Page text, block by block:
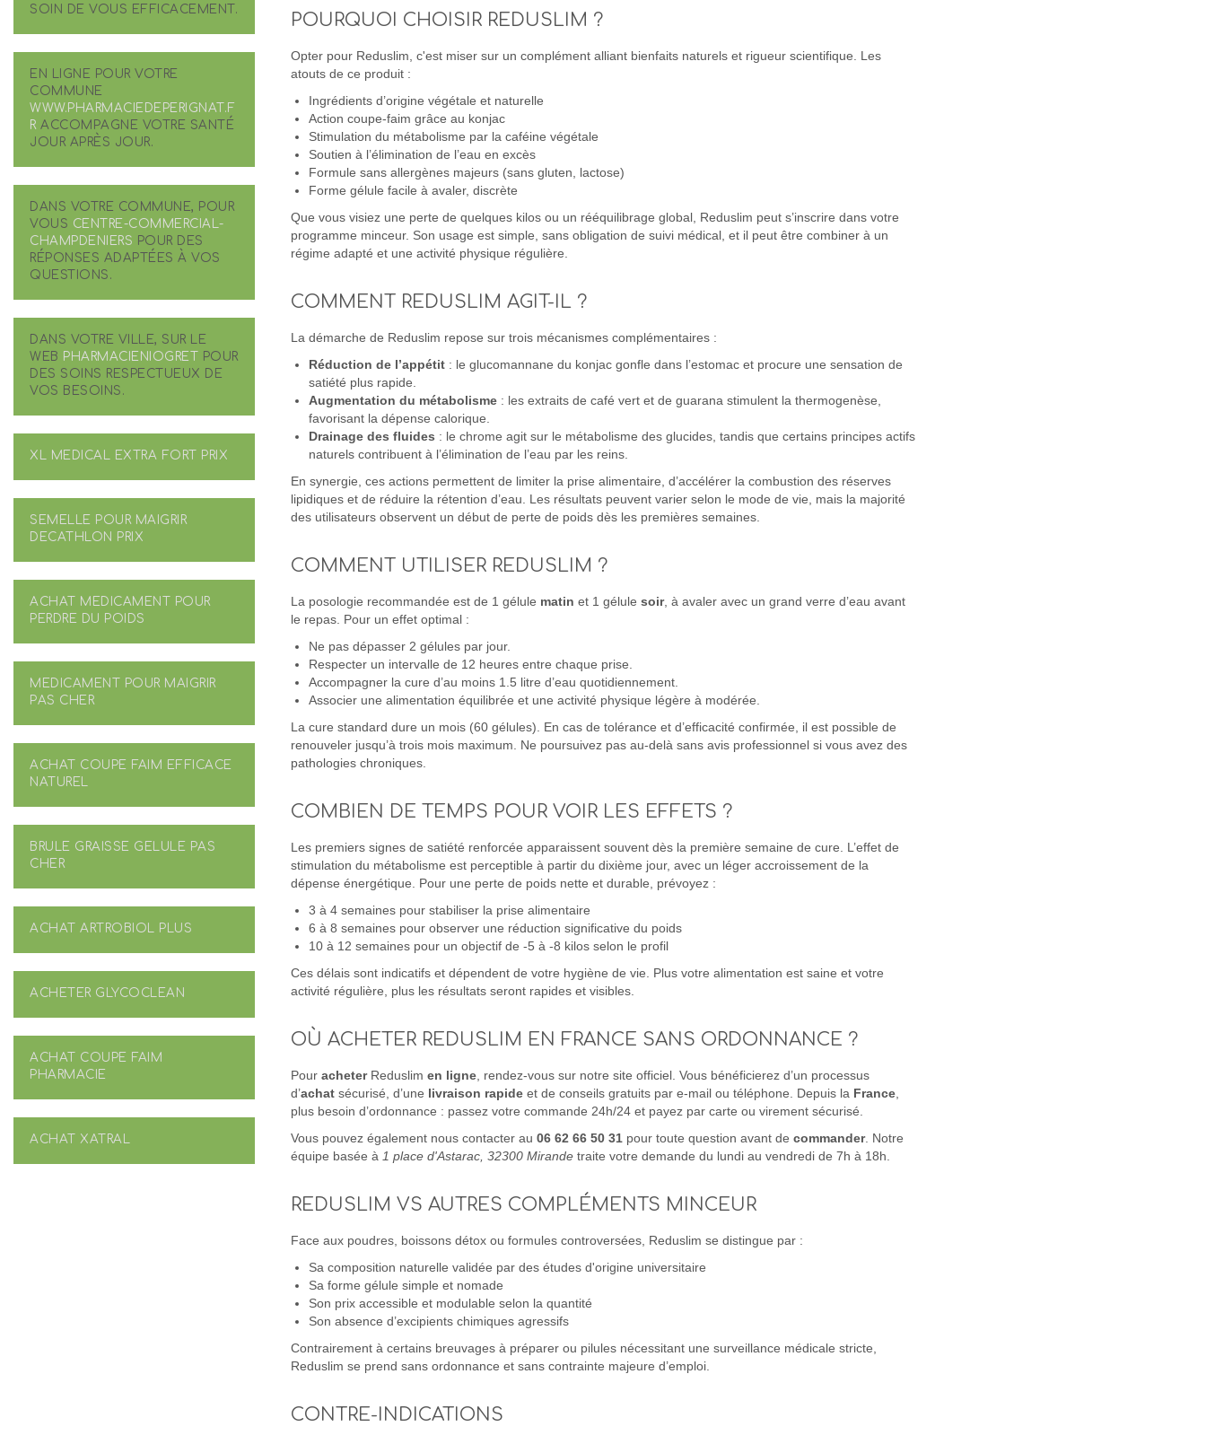
SOIN DE VOUS EFFICACEMENT.
EN LIGNE POUR VOTRE
COMMUNE
WWW.PHARMACIEDEPERIGNAT.F
RACCOMPAGNE VOTRE SANTÉ
JOUR APRÈS JOUR.
DANS VOTRE COMMUNE, POUR
VOUS CENTRE-COMMERCIAL-
CHAMPDENIERS POUR DES
RÉPONSES ADAPTÉES À VOS
QUESTIONS.
DANS VOTRE VILLE, SUR LE
WEB PHARMACIENIOGRET
POUR
DES SOINS RESPECTUEUX DE
VOS BESOINS.
XL MEDICAL EXTRA FORT PRIX
SEMELLE POUR MAIGRIR
DECATHLON PRIX
ACHAT MEDICAMENT POUR
PERDRE DU POIDS
MEDICAMENT POUR MAIGRIR
PAS CHER
ACHAT COUPE FAIM EFFICACE
NATUREL
BRULE GRAISSE GELULE PAS
CHER
ACHAT ARTROBIOL PLUS
ACHETER GLYCOCLEAN
ACHAT COUPE FAIM
PHARMACIE
ACHAT XATRAL
POURQUOI CHOISIR REDUSLIM ?
Opter pour Reduslim, c'est miser sur un complément alliant bienfaits naturels et rigueur scientifique. Les
atouts de ce produit :
Ingrédients d’origine végétale et naturelle
Action coupe-faim grâce au konjac
Stimulation du métabolisme par la caféine végétale
Soutien à l’élimination de l’eau en excès
Formule sans allergènes majeurs (sans gluten, lactose)
Forme gélule facile à avaler, discrète
Que vous visiez une perte de quelques kilos ou un rééquilibrage global, Reduslim peut s’inscrire dans votre
programme minceur. Son usage est simple, sans obligation de suivi médical, et il peut être combiner à un
régime adapté et une activité physique régulière.
COMMENT REDUSLIM AGIT-IL ?
La démarche de Reduslim repose sur trois mécanismes complémentaires :
Réduction de l’appétit: le glucomannane du konjac gonfle dans l’estomac et procure une sensation de
satiété plus rapide.
Augmentation du métabolisme: les extraits de café vert et de guarana stimulent la thermogenèse,
favorisant la dépense calorique.
Drainage des fluides : le chrome agit sur le métabolisme des glucides, tandis que certains principes actifs
naturels contribuent à l’élimination de l’eau par les reins.
En synergie, ces actions permettent de limiter la prise alimentaire, d’accélérer la combustion des réserves
lipidiques et de réduire la rétention d’eau. Les résultats peuvent varier selon le mode de vie, mais la majorité
des utilisateurs observent un début de perte de poids dès les premières semaines.
COMMENT UTILISER REDUSLIM ?
La posologie recommandée est de 1 gélule matin et 1 gélule soir, à avaler avec un grand verre d’eau avant
le repas. Pour un effet optimal :
Ne pas dépasser 2 gélules par jour.
Respecter un intervalle de 12 heures entre chaque prise.
Accompagner la cure d’au moins 1.5 litre d’eau quotidiennement.
Associer une alimentation équilibrée et une activité physique légère à modérée.
La cure standard dure un mois (60 gélules). En cas de tolérance et d’efficacité confirmée, il est possible de
renouveler jusqu’à trois mois maximum. Ne poursuivez pas au-delà sans avis professionnel si vous avez des
pathologies chroniques.
COMBIEN DE TEMPS POUR VOIR LES EFFETS ?
Les premiers signes de satiété renforcée apparaissent souvent dès la première semaine de cure. L’effet de
stimulation du métabolisme est perceptible à partir du dixième jour, avec un léger accroissement de la
dépense énergétique. Pour une perte de poids nette et durable, prévoyez :
3 à 4 semaines pour stabiliser la prise alimentaire
6 à 8 semaines pour observer une réduction significative du poids
10 à 12 semaines pour un objectif de -5 à -8 kilos selon le profil
Ces délais sont indicatifs et dépendent de votre hygiène de vie. Plus votre alimentation est saine et votre
activité régulière, plus les résultats seront rapides et visibles.
OÙ ACHETER REDUSLIM EN FRANCE SANS ORDONNANCE ?
Pour acheterReduslim en ligne, rendez-vous sur notre site officiel. Vous bénéficierez d’un processus
d’achatsécurisé, d’une livraison rapideet de conseils gratuits par e-mail ou téléphone. Depuis la France,
plus besoin d’ordonnance : passez votre commande 24h/24 et payez par carte ou virement sécurisé.
Vous pouvez également nous contacter au 06 62 66 50 31pour toute question avant de commander. Notre
équipe basée à 1 place d'Astarac, 32300 Mirandetraite votre demande du lundi au vendredi de 7h à 18h.
REDUSLIM VS AUTRES COMPLÉMENTS MINCEUR
Face aux poudres, boissons détox ou formules controversées, Reduslim se distingue par :
Sa composition naturelle validée par des études d'origine universitaire
Sa forme gélule simple et nomade
Son prix accessible et modulable selon la quantité
Son absence d’excipients chimiques agressifs
Contrairement à certains breuvages à préparer ou pilules nécessitant une surveillance médicale stricte,
Reduslim se prend sans ordonnance et sans contrainte majeure d’emploi.
CONTRE-INDICATIONS